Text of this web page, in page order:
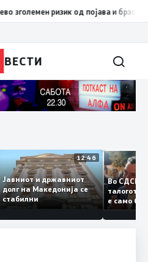
ризик од појава и брзо
ВЕСТИ
12:46
Јавниот и државниот
долг на Македонија се
стабилни
Во
е само
копија
Заев